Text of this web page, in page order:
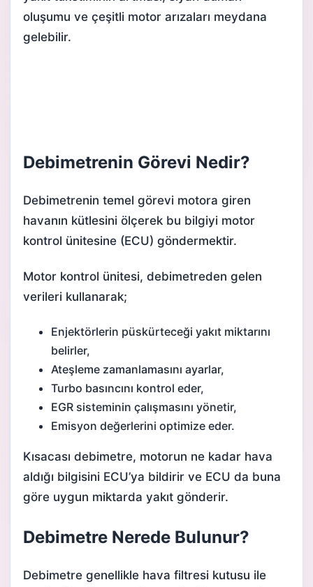
oluşumu ve çeşitli motor arızaları meydana
gelebilir.
Debimetrenin Görevi Nedir?
Debimetrenin temel görevi motora giren
havanın kütlesini ölçerek bu bilgiyi motor
kontrol ünitesine (ECU) göndermektir.
Motor kontrol ünitesi, debimetreden gelen
verileri kullanarak;
Enjektörlerin püskürteceği yakıt miktarını
belirler,
Ateşleme zamanlamasını ayarlar,
Turbo basıncını kontrol eder,
EGR sisteminin çalışmasını yönetir,
Emisyon değerlerini optimize eder.
Kısacası debimetre, motorun ne kadar hava
aldığı bilgisini ECU’ya bildirir ve ECU da buna
göre uygun miktarda yakıt gönderir.
Debimetre Nerede Bulunur?
Debimetre genellikle hava filtresi kutusu ile